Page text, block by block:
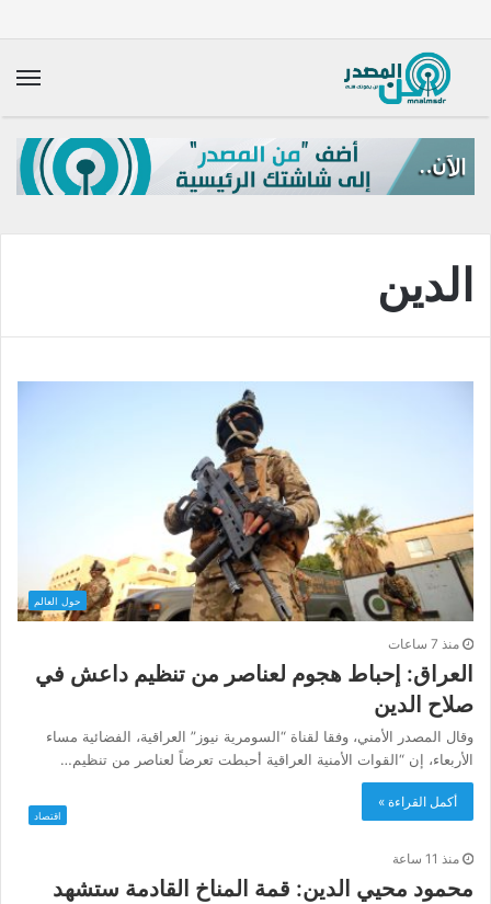
الدين
حول العالم
منذ 7 ساعات
العراق: إحباط هجوم لعناصر من تنظيم داعش في
صلاح الدين
وقال المصدر الأمني، وفقا لقناة “السومرية نيوز” العراقية، الفضائية مساء
الأربعاء، إن “القوات الأمنية العراقية أحبطت تعرضاً لعناصر من تنظيم…
أكمل القراءة »
اقتصاد
منذ 11 ساعة
محمود محيي الدين: قمة المناخ القادمة ستشهد